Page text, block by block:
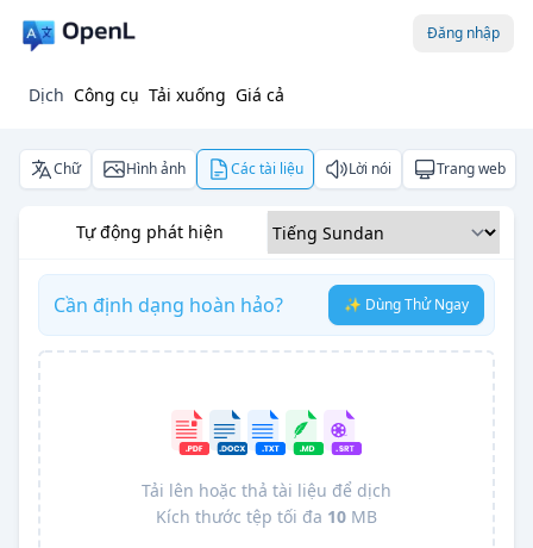
Đăng nhập
Dịch Công cụ Tải xuống Giá cả
Chữ Hình ảnh Các tài liệu Lời nói Trang web
Tự động phát hiện
Cần định dạng hoàn hảo? ✨ Dùng Thử Ngay
Tải lên hoặc thả tài liệu để dịch
Kích thước tệp tối đa 10 MB